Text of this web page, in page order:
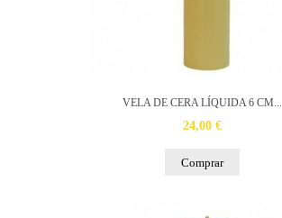
VELA DE CERA LÍQUIDA 6 CM...
24,00 €
Comprar